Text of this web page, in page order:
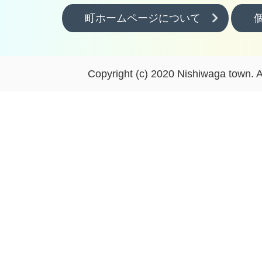
町ホームページについて
Copyright (c) 2020 Nishiwaga town.